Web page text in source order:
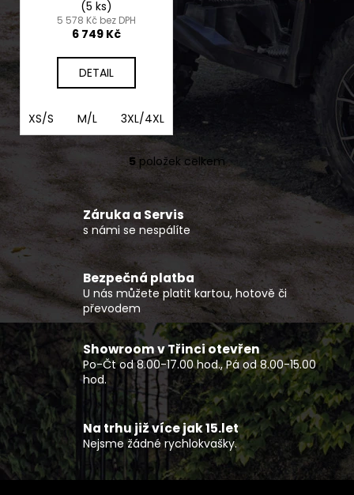
(5 ks)
5 578 Kč bez DPH
6 749 Kč
DETAIL
XS/S M/L 3XL/4XL XL/2XL
O
v
l
á
d
a
c
í
p
r
v
k
y
v
ý
p
i
s
u
5 položek celkem
Záruka a Servis
s námi se nespálíte
Bezpečná platba
U nás můžete platit kartou, hotově či
převodem
Showroom v Třinci otevřen
Po-Čt od 8.00-17.00 hod., Pá od 8.00-15.00
hod.
Na trhu již více jak 15.let
Nejsme žádné rychlokvašky.